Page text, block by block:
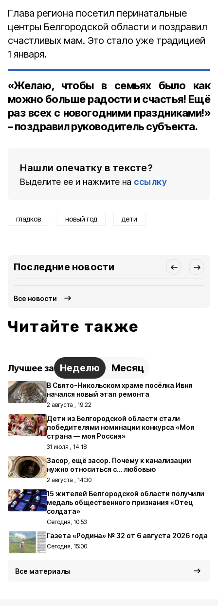
Глава региона посетил перинатальные
центры Белгородской области и поздравил
счастливых мам. Это стало уже традицией
1 января.
«Желаю, чтобы в семьях было как
можно больше радости и счастья! Ещё
раз всех с новогодними праздниками!»
– поздравил руководитель субъекта.
Нашли опечатку в тексте?
Выделите ее и нажмите на ссылку
гладков новый год дети
Последние новости
Все новости
Читайте также
Лучшее за Неделю Месяц
В Свято-Никольском храме посёлка Ивня
начался новый этап ремонта
2 августа , 19:22
Дети из Белгородской области стали
победителями номинации конкурса «Моя
страна — моя Россия»
31 июля , 14:18
Засор, ещё засор. Почему к канализации
нужно относиться с… любовью
2 августа , 14:30
15 жителей Белгородской области получили
медаль общественного признания «Отец
солдата»
Сегодня, 10:53
Газета «Родина» № 32 от 6 августа 2026 года
Сегодня, 15:00
Все материалы